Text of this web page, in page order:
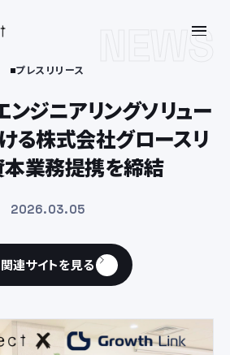
NEWS
プレスリリース
ンジニアリングソリュー
る株式会社グロースリ
本業務提携を締結
2026.03.05
関連サイトを見る